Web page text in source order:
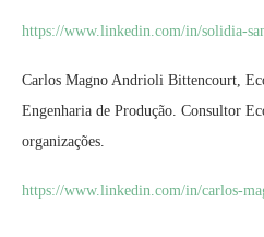
https://www.linkedin.com/in/solidia-
Carlos Magno Andrioli Bittencourt,
Engenharia de Produção. Consultor
organizações.
https://www.linkedin.com/in/carlos-